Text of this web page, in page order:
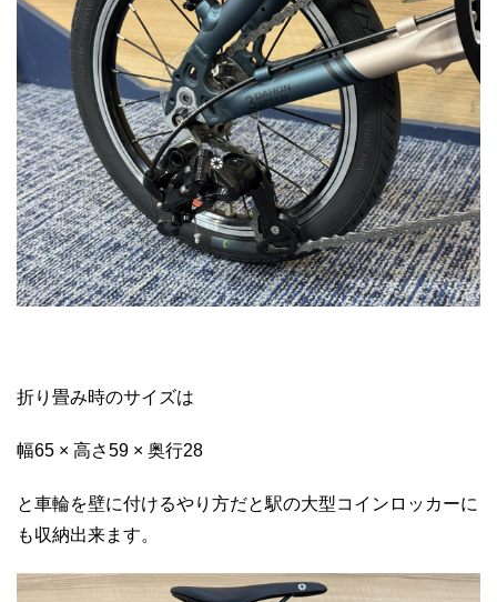
折り畳み時のサイズは
幅65 × 高さ59 × 奥行28
と車輪を壁に付けるやり方だと駅の大型コインロッカーに
も収納出来ます。